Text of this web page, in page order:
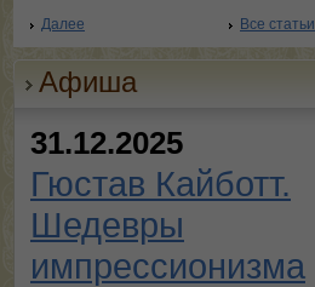
Далее Все статьи
Афиша
31.12.2025
Гюстав Кайботт.
Шедевры
импрессионизма